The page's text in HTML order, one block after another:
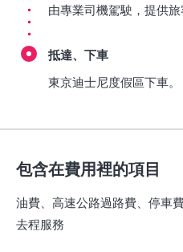
由專業司機駕駛，提供旅
抵達、下車
東京迪士尼度假區下車。
包含在費用裡的項目
油費、高速公路過路費、停車
去程服務